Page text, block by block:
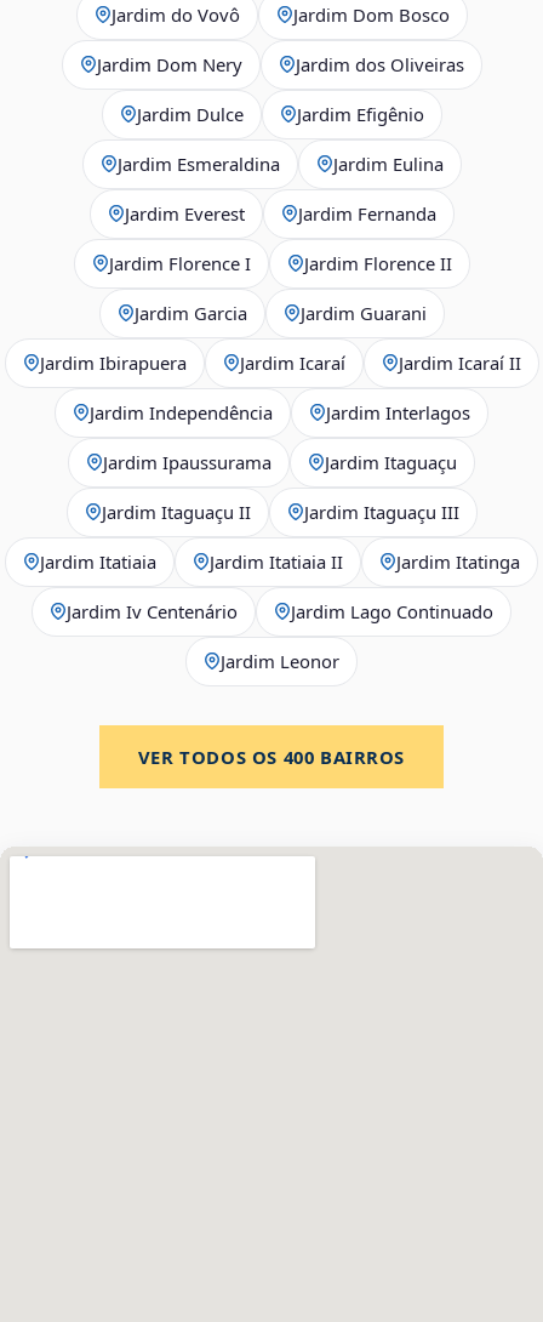
Jardim do Vovô Jardim Dom Bosco
Jardim Dom Nery Jardim dos Oliveiras
Jardim Dulce Jardim Efigênio
Jardim Esmeraldina Jardim Eulina
Jardim Everest Jardim Fernanda
Jardim Florence I Jardim Florence II
Jardim Garcia Jardim Guarani
Jardim Ibirapuera Jardim Icaraí Jardim Icaraí II
Jardim Independência Jardim Interlagos
Jardim Ipaussurama Jardim Itaguaçu
Jardim Itaguaçu II Jardim Itaguaçu III
Jardim Itatiaia Jardim Itatiaia II Jardim Itatinga
Jardim Iv Centenário Jardim Lago Continuado
Jardim Leonor
VER TODOS OS 400 BAIRROS